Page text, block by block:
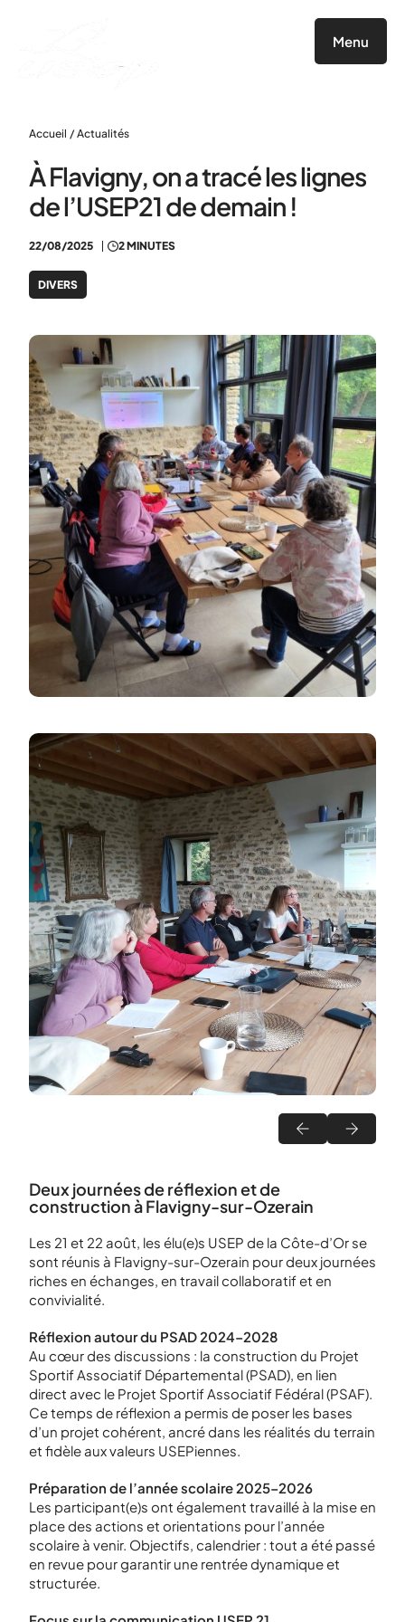
Menu
Accueil / Actualités
À Flavigny, on a tracé les lignes
de l’USEP21 de demain !
22/08/2025 2 MINUTES
DIVERS
Deux journées de réflexion et de
construction à Flavigny-sur-Ozerain
Les 21 et 22 août, les élu(e)s USEP de la Côte-d’Or se
sont réunis à Flavigny-sur-Ozerain pour deux journées
riches en échanges, en travail collaboratif et en
convivialité.
Réflexion autour du PSAD 2024–2028
Au cœur des discussions : la construction du Projet
Sportif Associatif Départemental (PSAD), en lien
direct avec le Projet Sportif Associatif Fédéral (PSAF).
Ce temps de réflexion a permis de poser les bases
d’un projet cohérent, ancré dans les réalités du terrain
et fidèle aux valeurs USEPiennes.
Préparation de l’année scolaire 2025–2026
Les participant(e)s ont également travaillé à la mise en
place des actions et orientations pour l’année
scolaire à venir. Objectifs, calendrier : tout a été passé
en revue pour garantir une rentrée dynamique et
structurée.